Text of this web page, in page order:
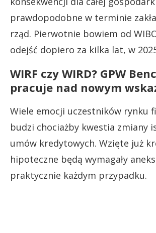
prawdopodobne w terminie
rząd. Pierwotnie bowiem od
odejść dopiero za kilka lat, w
WIRF czy WIRD? GPW
pracuje nad nowym
Wiele emocji uczestników rynku
budzi chociażby kwestia zmiany
umów kredytowych. Wzięte już
hipoteczne będą wymagały
praktycznie każdym przypadku.